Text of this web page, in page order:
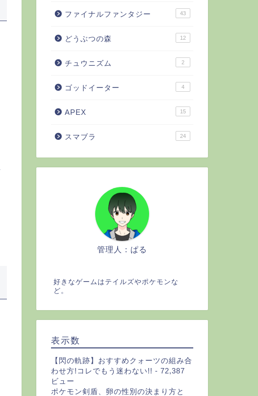
ファイナルファンタジー 43
どうぶつの森 12
チュウニズム 2
ゴッドイーター 4
APEX 15
スマブラ 24
管理人：ぱる
好きなゲームはテイルズやポケモンな
ど。
表示数
【閃の軌跡】おすすめクォーツの組み合
わせ方!コレでもう迷わない!! - 72,387
ビュー
ポケモン剣盾、卵の性別の決まり方と